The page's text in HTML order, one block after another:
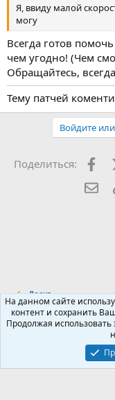
Я, ввиду малой
могу
Всегда готов
чем угодно! (Чем
Обращайтесь,
Тему патчей
Войдите
Поделиться:
Досуг
Russian (RU)
Политика
На данном сайте
контент и сохранить
Продолжая использовать